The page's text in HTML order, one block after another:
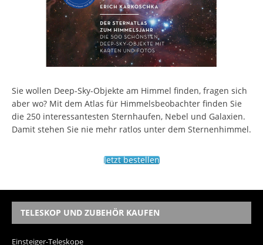
Sie wollen Deep-Sky-Objekte am Himmel finden, fragen sich
aber wo? Mit dem Atlas für Himmelsbeobachter finden Sie
die 250 interessantesten Sternhaufen, Nebel und Galaxien.
Damit stehen Sie nie mehr ratlos unter dem Sternenhimmel.
Jetzt bestellen
TELESKOP UND ZUBEHÖR KAUFEN
Einsteiger-Teleskope